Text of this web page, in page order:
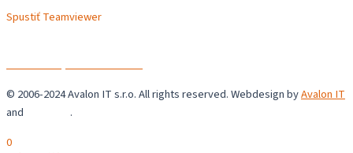
Spustiť Teamviewer
Chrastné 36,044 44 Chrastné
© 2006-2024 Avalon IT s.r.o. All rights reserved. Webdesign byAvalon IT
and
.
0